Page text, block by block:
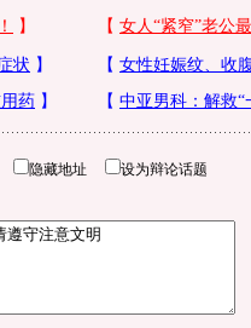
隐藏地址 设为辩论话题